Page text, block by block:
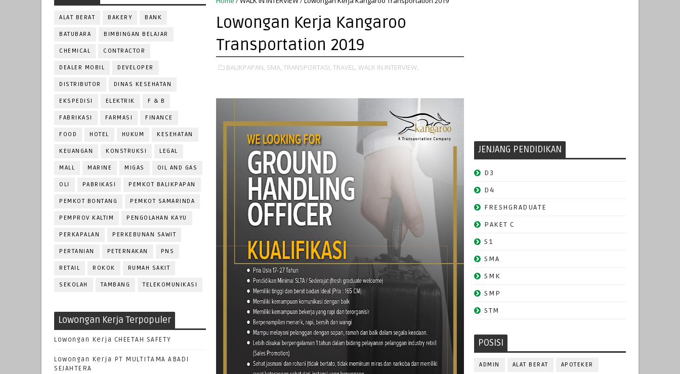
ALAT BERAT BAKERY BANK
BATUBARA BIMBINGAN BELAJAR
CHEMICAL CONTRACTOR
DEALER MOBIL DEVELOPER
DISTRIBUTOR DINAS KESEHATAN
EKSPEDISI ELEKTRIK F & B
FABRIKASI FARMASI FINANCE
FOOD HOTEL HUKUM KESEHATAN
KEUANGAN KONSTRUKSI LEGAL
MALL MARINE MIGAS OIL AND GAS
OLI PABRIKASI PEMKOT BALIKPAPAN
PEMKOT BONTANG PEMKOT SAMARINDA
PEMPROV KALTIM PENGOLAHAN KAYU
PERKAPALAN PERKEBUNAN SAWIT
PERTANIAN PETERNAKAN PNS
RETAIL ROKOK RUMAH SAKIT
SEKOLAH TAMBANG TELEKOMUNIKASI
Lowongan Kerja Terpopuler
Lowongan Kerja CHEETAH SAFETY
Lowongan Kerja PT MULTITAMA ABADI
SEJAHTERA
Lowongan Kerja Kangaroo
Transportation 2019
BALIKPAPAN, SMA, TRANSPORTASI, TRAVEL, WALK IN INTERVIEW,
JENJANG PENDIDIKAN
D3
D4
FRESHGRADUATE
PAKET C
S1
SMA
SMK
SMP
STM
POSISI
ADMIN ALAT BERAT APOTEKER